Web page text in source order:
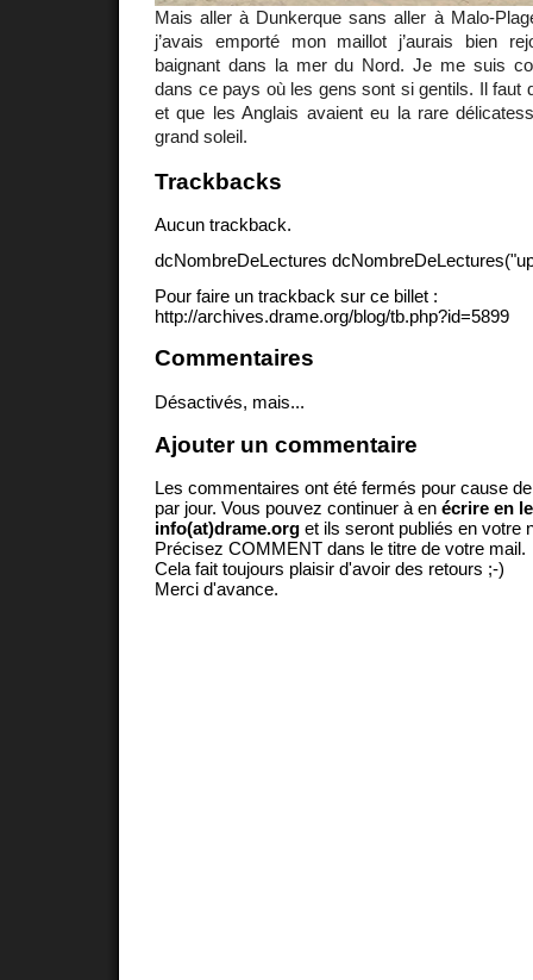
Mais aller à Dunkerque sans aller à Malo-
j’avais emporté mon maillot j’aurais bien
baignant dans la mer du Nord. Je me suis
dans ce pays où les gens sont si gentils. Il faut
et que les Anglais avaient eu la rare
grand soleil.
Trackbacks
Aucun trackback.
dcNombreDeLectures
Pour faire un trackback sur ce billet :
http://archives.drame.org/blog/tb.php?id=5899
Commentaires
Désactivés, mais...
Ajouter un commentaire
Les commentaires ont été fermés pour cause
par jour. Vous pouvez continuer à en écrire en
info(at)drame.org et ils seront publiés en votre
Précisez COMMENT dans le titre de votre mail.
Cela fait toujours plaisir d'avoir des retours ;-)
Merci d'avance.